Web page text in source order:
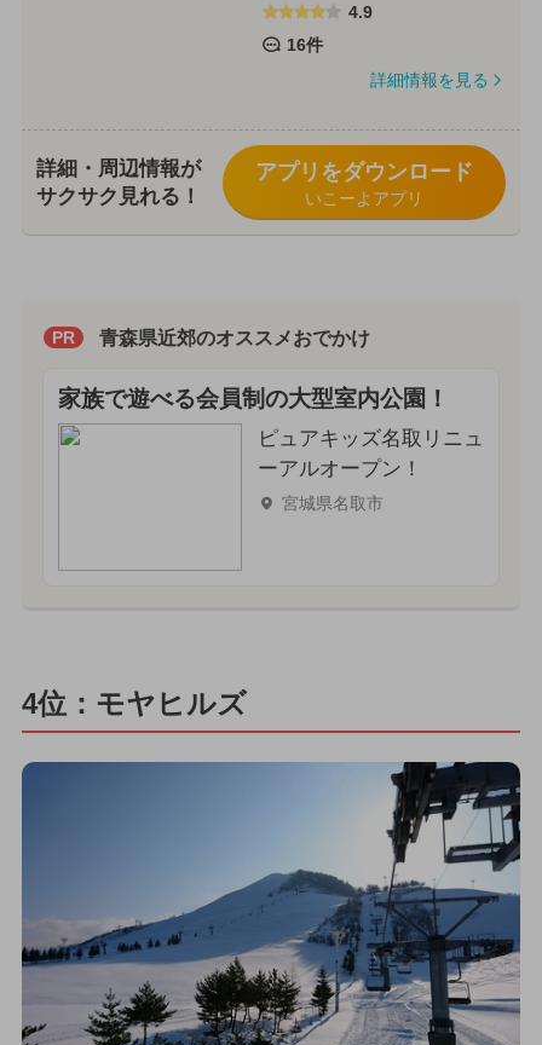
4.9
16件
詳細情報を見る
詳細・周辺情報が
サクサク見れる！
アプリをダウンロード
いこーよアプリ
PR 青森県近郊のオススメおでかけ
家族で遊べる会員制の大型室内公園！
ピュアキッズ名取リニュ
ーアルオープン！
宮城県名取市
4位：モヤヒルズ